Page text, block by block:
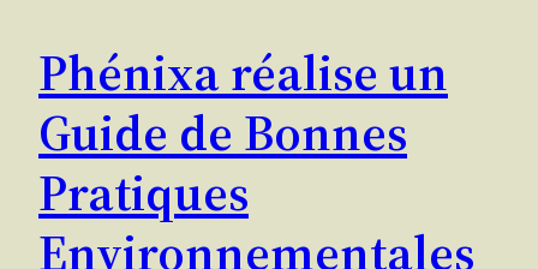
Phénixa réalise un
Guide de Bonnes
Pratiques
Environnementales